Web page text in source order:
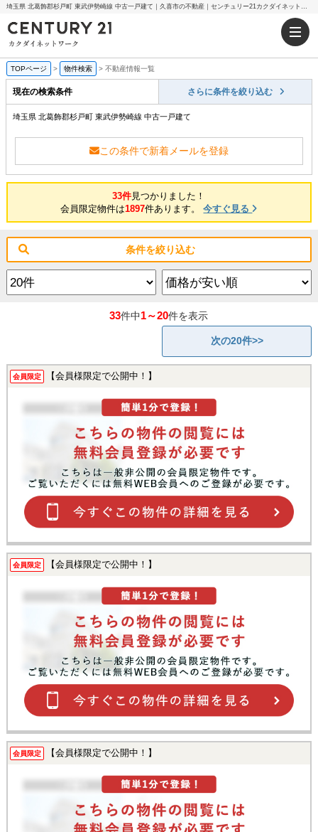
埼玉県 北葛飾郡杉戸町 東武伊勢崎線 中古一戸建て｜久喜市の不動産｜センチュリー21カクダイネットワーク
TOPページ > 物件検索 > 不動産情報一覧
現在の検索条件 さらに条件を絞り込む
埼玉県 北葛飾郡杉戸町 東武伊勢崎線 中古一戸建て
この条件で新着メールを登録
33件見つかりました！
会員限定物件は1897件あります。今すぐ見る
条件を絞り込む
33件中1～20件を表示
次の20件>>
会員限定 【会員様限定で公開中！】
会員限定 【会員様限定で公開中！】
会員限定 【会員様限定で公開中！】